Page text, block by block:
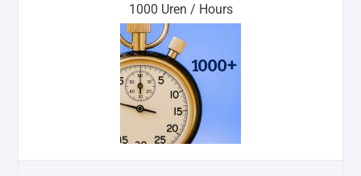
1000 Uren / Hours